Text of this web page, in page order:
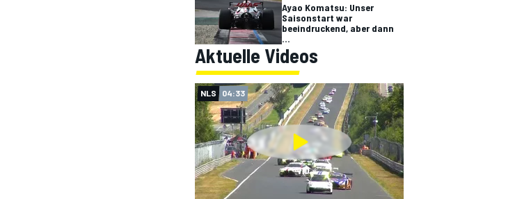
Ayao Komatsu: Unser
Saisonstart war
beeindruckend, aber dann
...
Aktuelle Videos
NLS 04:33